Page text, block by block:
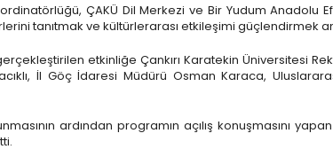
ÇAKÜ Dil Merkezi ve Bir Yudum Anadolu
tanıtmak ve kültürlerarası etkileşimi güçlendirmek
etkinliğe Çankırı Karatekin Üniversitesi
İl Göç İdaresi Müdürü Osman Karaca,
ardından programın açılış konuşmasını